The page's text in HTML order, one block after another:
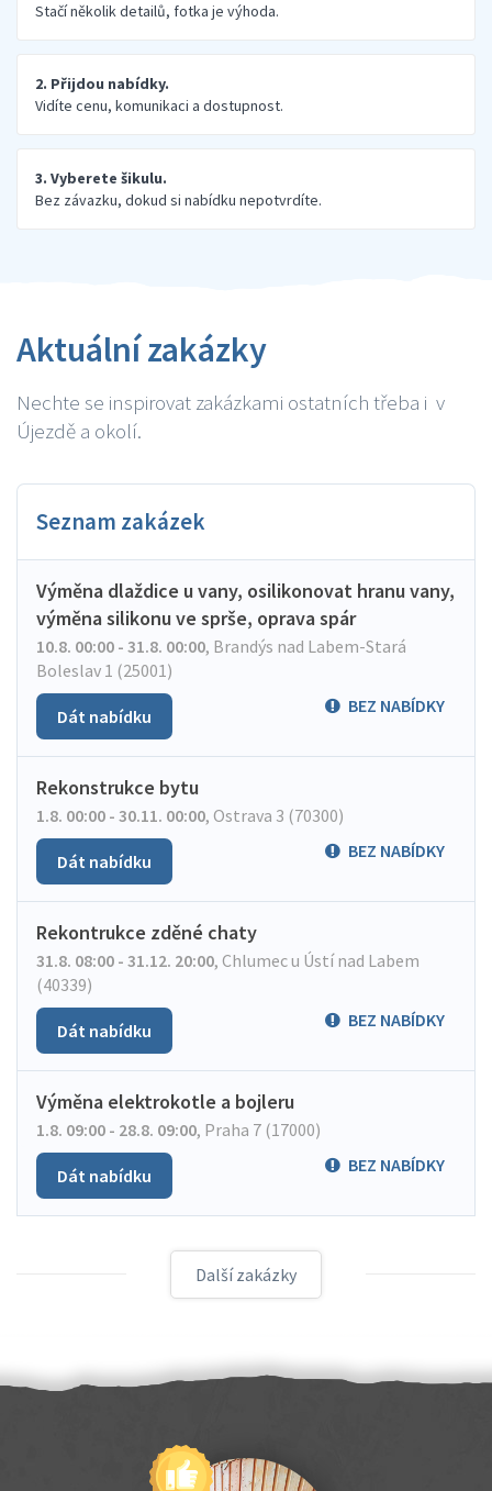
Stačí několik detailů, fotka je výhoda.
2. Přijdou nabídky.
Vidíte cenu, komunikaci a dostupnost.
3. Vyberete šikulu.
Bez závazku, dokud si nabídku nepotvrdíte.
Aktuální zakázky
Nechte se inspirovat zakázkami ostatních třeba i v
Újezdě a okolí.
Seznam zakázek
Výměna dlaždice u vany, osilikonovat hranu vany,
výměna silikonu ve sprše, oprava spár
10.8. 00:00 - 31.8. 00:00, Brandýs nad Labem-Stará
Boleslav 1 (25001)
BEZ NABÍDKY
Dát nabídku
Rekonstrukce bytu
1.8. 00:00 - 30.11. 00:00, Ostrava 3 (70300)
BEZ NABÍDKY
Dát nabídku
Rekontrukce zděné chaty
31.8. 08:00 - 31.12. 20:00, Chlumec u Ústí nad Labem
(40339)
BEZ NABÍDKY
Dát nabídku
Výměna elektrokotle a bojleru
1.8. 09:00 - 28.8. 09:00, Praha 7 (17000)
BEZ NABÍDKY
Dát nabídku
Další zakázky